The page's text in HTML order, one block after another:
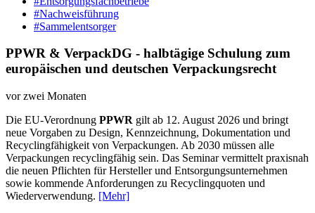
#Nachweisführung
#Sammelentsorger
PPWR & VerpackDG - halbtägige Schulung zum
europäischen und deutschen Verpackungsrecht
vor zwei Monaten
Die EU-Verordnung PPWR gilt ab 12. August 2026 und bringt
neue Vorgaben zu Design, Kennzeichnung, Dokumentation und
Recyclingfähigkeit von Verpackungen. Ab 2030 müssen alle
Verpackungen recyclingfähig sein. Das Seminar vermittelt praxisnah
die neuen Pflichten für Hersteller und Entsorgungsunternehmen
sowie kommende Anforderungen zu Recyclingquoten und
Wiederverwendung. [Mehr]